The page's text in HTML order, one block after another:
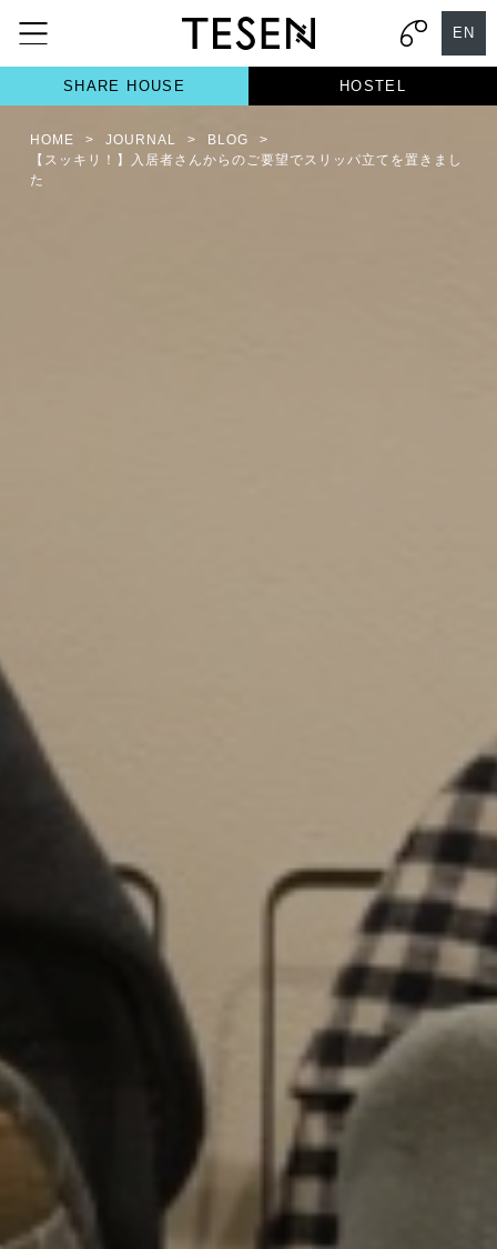
EN
SHARE HOUSE HOSTEL
HOME > JOURNAL > BLOG
>
【スッキリ！】入居者さんからのご要望でスリッパ立てを置きまし
た